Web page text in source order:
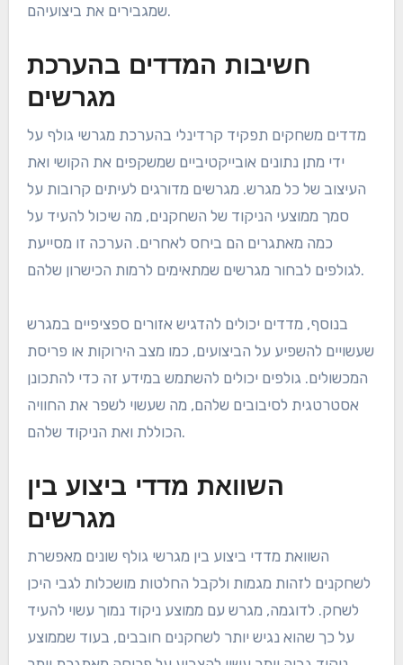
שמגבירים את ביצועיהם.
חשיבות המדדים בהערכת
מגרשים
מדדים משחקים תפקיד קרדינלי בהערכת מגרשי גולף על
ידי מתן נתונים אובייקטיביים שמשקפים את הקושי ואת
העיצוב של כל מגרש. מגרשים מדורגים לעיתים קרובות על
סמך ממוצעי הניקוד של השחקנים, מה שיכול להעיד על
כמה מאתגרים הם ביחס לאחרים. הערכה זו מסייעת
לגולפים לבחור מגרשים שמתאימים לרמות הכישרון שלהם.
בנוסף, מדדים יכולים להדגיש אזורים ספציפיים במגרש
שעשויים להשפיע על הביצועים, כמו מצב הירוקות או פריסת
המכשולים. גולפים יכולים להשתמש במידע זה כדי להתכונן
אסטרטגית לסיבובים שלהם, מה שעשוי לשפר את החוויה
הכוללת ואת הניקוד שלהם.
השוואת מדדי ביצוע בין
מגרשים
השוואת מדדי ביצוע בין מגרשי גולף שונים מאפשרת
לשחקנים לזהות מגמות ולקבל החלטות מושכלות לגבי היכן
לשחק. לדוגמה, מגרש עם ממוצע ניקוד נמוך עשוי להעיד
על כך שהוא נגיש יותר לשחקנים חובבים, בעוד שממוצע